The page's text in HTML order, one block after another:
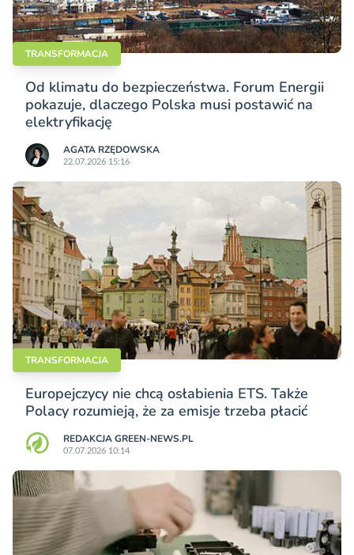
TRANSFORMACJA
Od klimatu do bezpieczeństwa. Forum Energii
pokazuje, dlaczego Polska musi postawić na
elektryfikację
AGATA RZĘDOWSKA
22.07.2026 15:16
TRANSFORMACJA
Europejczycy nie chcą osłabienia ETS. Także
Polacy rozumieją, że za emisje trzeba płacić
REDAKCJA GREEN-NEWS.PL
07.07.2026 10:14